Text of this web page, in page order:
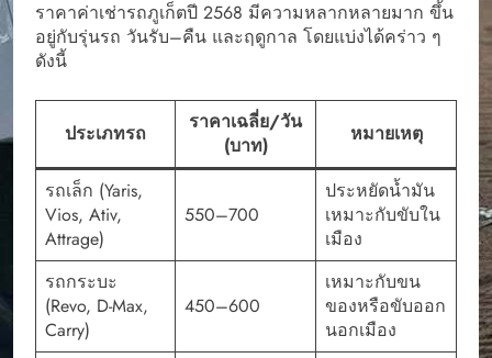
ราคาค่าเช่ารถภูเก็ตปี 2568 มีความหลากหลายมาก ขึ้น
อยู่กับรุ่นรถ วันรับ–คืน และฤดูกาล โดยแบ่งได้คร่าว ๆ
ดังนี้
ประเภทรถ
ราคาเฉลี่ย/วัน
(บาท)
หมายเหตุ
รถเล็ก (Yaris,
Vios, Ativ,
Attrage)
550–700
ประหยัดน้ำมัน
เหมาะกับขับใน
เมือง
รถกระบะ
(Revo, D-Max,
Carry)
450–600
เหมาะกับขน
ของหรือขับออก
นอกเมือง